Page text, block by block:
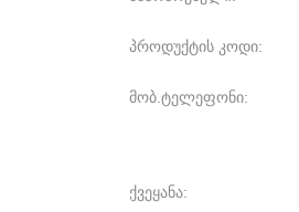
პროდუქტის კოდი
მობ.ტელეფონი
ქვეყანა